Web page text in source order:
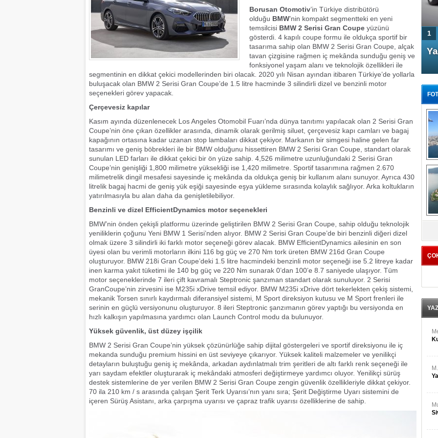
Borusan Otomotiv’in Türkiye distribütörü
olduğu BMW’nin kompakt segmentteki en yeni
temsilcisi BMW 2 Serisi Gran Coupe yüzünü
gösterdi. 4 kapılı coupe formu ile oldukça sportif bir
tasarıma sahip olan BMW 2 Serisi Gran Coupe, alçak
tavan çizgisine rağmen iç mekânda sunduğu geniş ve
fonksiyonel yaşam alanı ve teknolojik özellikleri ile
segmentinin en dikkat çekici modellerinden biri olacak. 2020 yılı Nisan ayından itibaren Türkiye’de yollarla
buluşacak olan BMW 2 Serisi Gran Coupe’de 1.5 litre hacminde 3 silindirli dizel ve benzinli motor
seçenekleri görev yapacak.
Çerçevesiz kapılar
Kasım ayında düzenlenecek Los Angeles Otomobil Fuarı’nda dünya tanıtımı yapılacak olan 2 Serisi Gran
Coupe’nin öne çıkan özellikler arasında, dinamik olarak gerilmiş siluet, çerçevesiz kapı camları ve bagaj
kapağının ortasına kadar uzanan stop lambaları dikkat çekiyor. Markanın bir simgesi haline gelen far
tasarımı ve geniş böbrekleri ile bir BMW olduğunu hissettiren BMW 2 Serisi Gran Coupe, standart olarak
sunulan LED farları ile dikkat çekici bir ön yüze sahip. 4,526 milimetre uzunluğundaki 2 Serisi Gran
Coupe’nin genişliği 1,800 milimetre yüksekliği ise 1,420 milimetre. Sportif tasarımına rağmen 2.670
milimetrelik dingil mesafesi sayesinde iç mekânda da oldukça geniş bir kullanım alanı sunuyor. Ayrıca 430
litrelik bagaj hacmi de geniş yük eşiği sayesinde eşya yükleme sırasında kolaylık sağlıyor. Arka koltukların
yatırılmasıyla bu alan daha da genişletilebiliyor.
Benzinli ve dizel EfficientDynamics motor seçenekleri
BMW’nin önden çekişli platformu üzerinde geliştirilen BMW 2 Serisi Gran Coupe, sahip olduğu teknolojik
yeniliklerin çoğunu Yeni BMW 1 Serisi’nden alıyor. BMW 2 Serisi Gran Coupe’de biri benzinli diğeri dizel
olmak üzere 3 silindirli iki farklı motor seçeneği görev alacak. BMW EfficientDynamics ailesinin en son
üyesi olan bu verimli motorların ilkini 116 bg güç ve 270 Nm tork üreten BMW 216d Gran Coupe
oluşturuyor. BMW 218i Gran Coupe’deki 1.5 litre hacmindeki benzinli motor seçeneği ise 5.2 litreye kadar
inen karma yakıt tüketimi ile 140 bg güç ve 220 Nm sunarak 0’dan 100’e 8.7 saniyede ulaşıyor. Tüm
motor seçeneklerinde 7 ileri çift kavramalı Steptronic şanzıman standart olarak sunuluyor. 2 Serisi
GranCoupe’nin zirvesini ise M235i xDrive temsil ediyor. BMW M235i xDrive dört tekerlekten çekiş sistemi,
mekanik Torsen sınırlı kaydırmalı diferansiyel sistemi, M Sport direksiyon kutusu ve M Sport frenleri ile
serinin en güçlü versiyonunu oluşturuyor. 8 ileri Steptronic şanzımanın görev yaptığı bu versiyonda en
hızlı kalkışın yapılmasına yardımcı olan Launch Control modu da bulunuyor.
Yüksek güvenlik, üst düzey işçilik
BMW 2 Serisi Gran Coupe’nin yüksek çözünürlüğe sahip dijital göstergeleri ve sportif direksiyonu ile iç
mekanda sunduğu premium hissini en üst seviyeye çıkarıyor. Yüksek kaliteli malzemeler ve yenilikçi
detayların buluştuğu geniş iç mekânda, arkadan aydınlatmalı trim şeritleri de altı farklı renk seçeneği ile
yarı saydam efektler oluşturarak iç mekândaki atmosferi değiştirmeye yardımcı oluyor. Yenilikçi sürüş
destek sistemlerine de yer verilen BMW 2 Serisi Gran Coupe zengin güvenlik özellikleriyle dikkat çekiyor.
70 ila 210 km / s arasında çalışan Şerit Terk Uyarısı’nın yanı sıra; Şerit Değiştirme Uyarı sistemini de
içeren Sürüş Asistanı, arka çarpışma uyarısı ve çapraz trafik uyarısı özelliklerine de sahip.
4 Kapılı AMG GT Coupe
Türkiye'de satışa çıktı
1